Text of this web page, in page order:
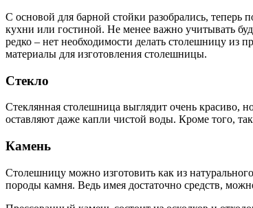
С основой для барной стойки разобрались,
кухни или гостиной. Не менее важно учитывать
редко – нет необходимости делать столешницу из
материалы для изготовления столешницы.
Стекло
Стеклянная столешница выглядит очень красиво,
оставляют даже капли чистой воды. Кроме того,
Камень
Столешницу можно изготовить как из
породы камня. Ведь имея достаточно средств,